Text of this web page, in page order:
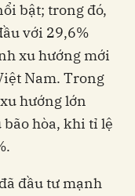
bật; trong đó,
với 29,6%
xu hướng mới
Nam. Trong
hướng lớn
hòa, khi tỉ lệ
đầu tư mạnh